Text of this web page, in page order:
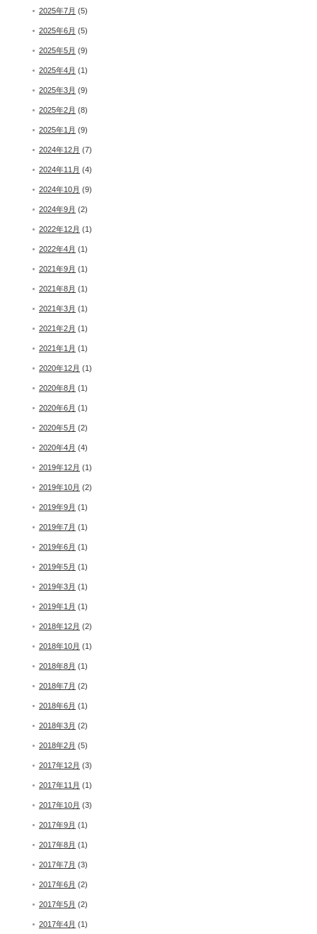
2025年7月 (5)
2025年6月 (5)
2025年5月 (9)
2025年4月 (1)
2025年3月 (9)
2025年2月 (8)
2025年1月 (9)
2024年12月 (7)
2024年11月 (4)
2024年10月 (9)
2024年9月 (2)
2022年12月 (1)
2022年4月 (1)
2021年9月 (1)
2021年8月 (1)
2021年3月 (1)
2021年2月 (1)
2021年1月 (1)
2020年12月 (1)
2020年8月 (1)
2020年6月 (1)
2020年5月 (2)
2020年4月 (4)
2019年12月 (1)
2019年10月 (2)
2019年9月 (1)
2019年7月 (1)
2019年6月 (1)
2019年5月 (1)
2019年3月 (1)
2019年1月 (1)
2018年12月 (2)
2018年10月 (1)
2018年8月 (1)
2018年7月 (2)
2018年6月 (1)
2018年3月 (2)
2018年2月 (5)
2017年12月 (3)
2017年11月 (1)
2017年10月 (3)
2017年9月 (1)
2017年8月 (1)
2017年7月 (3)
2017年6月 (2)
2017年5月 (2)
2017年4月 (1)